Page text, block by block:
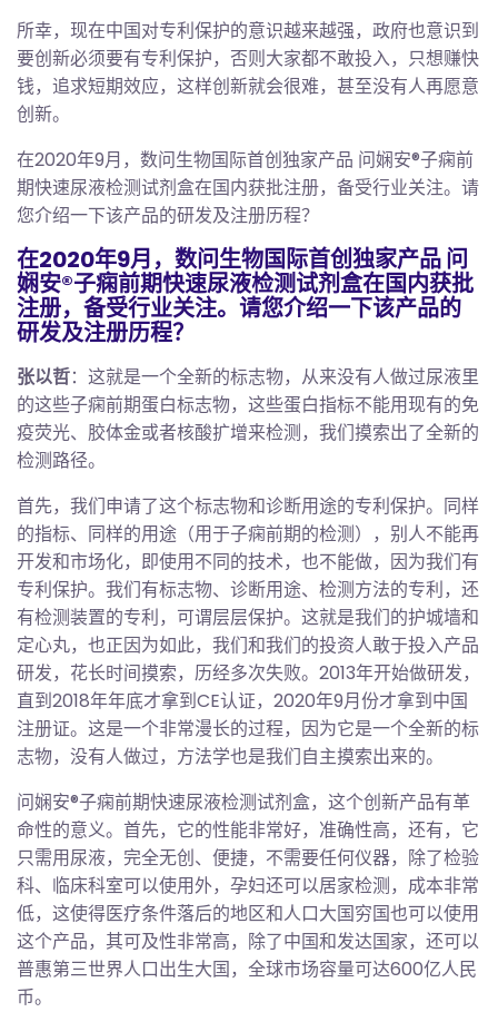
所幸，现在中国对专利保护的意识越来越强，政府也意识到
要创新必须要有专利保护，否则大家都不敢投入，只想赚快
钱，追求短期效应，这样创新就会很难，甚至没有人再愿意
创新。
在2020年9月，数问生物国际首创独家产品 问娴安®子痫前
期快速尿液检测试剂盒在国内获批注册，备受行业关注。请
您介绍一下该产品的研发及注册历程？
在2020年9月，数问生物国际首创独家产品 问
娴安®子痫前期快速尿液检测试剂盒在国内获批
注册，备受行业关注。请您介绍一下该产品的
研发及注册历程？
张以哲：这就是一个全新的标志物，从来没有人做过尿液里
的这些子痫前期蛋白标志物，这些蛋白指标不能用现有的免
疫荧光、胶体金或者核酸扩增来检测，我们摸索出了全新的
检测路径。
首先，我们申请了这个标志物和诊断用途的专利保护。同样
的指标、同样的用途（用于子痫前期的检测），别人不能再
开发和市场化，即使用不同的技术，也不能做，因为我们有
专利保护。我们有标志物、诊断用途、检测方法的专利，还
有检测装置的专利，可谓层层保护。这就是我们的护城墙和
定心丸，也正因为如此，我们和我们的投资人敢于投入产品
研发，花长时间摸索，历经多次失败。2013年开始做研发，
直到2018年年底才拿到CE认证，2020年9月份才拿到中国
注册证。这是一个非常漫长的过程，因为它是一个全新的标
志物，没有人做过，方法学也是我们自主摸索出来的。
问娴安®子痫前期快速尿液检测试剂盒，这个创新产品有革
命性的意义。首先，它的性能非常好，准确性高，还有，它
只需用尿液，完全无创、便捷，不需要任何仪器，除了检验
科、临床科室可以使用外，孕妇还可以居家检测，成本非常
低，这使得医疗条件落后的地区和人口大国穷国也可以使用
这个产品，其可及性非常高，除了中国和发达国家，还可以
普惠第三世界人口出生大国，全球市场容量可达600亿人民
币。